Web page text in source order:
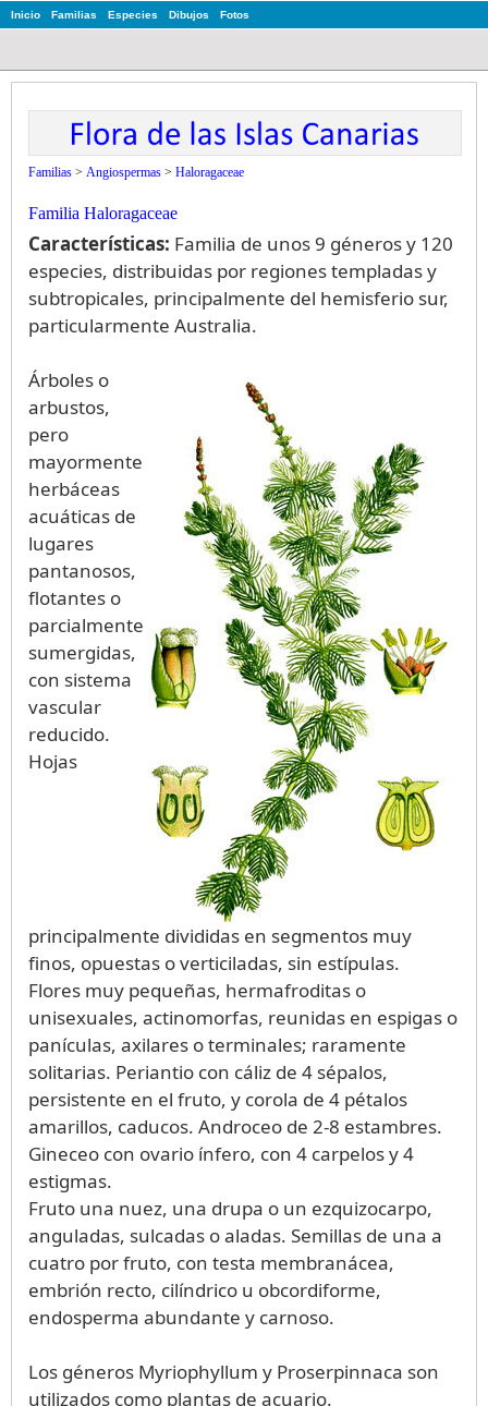
Inicio Familias Especies Dibujos Fotos
Familias > Angiospermas > Haloragaceae
Familia Haloragaceae
Características: Familia de unos 9 géneros y 120
especies, distribuidas por regiones templadas y
subtropicales, principalmente del hemisferio sur,
particularmente Australia.
Árboles o
arbustos,
pero
mayormente
herbáceas
acuáticas de
lugares
pantanosos,
flotantes o
parcialmente
sumergidas,
con sistema
vascular
reducido.
Hojas
principalmente divididas en segmentos muy
finos, opuestas o verticiladas, sin estípulas.
Flores muy pequeñas, hermafroditas o
unisexuales, actinomorfas, reunidas en espigas o
panículas, axilares o terminales; raramente
solitarias. Periantio con cáliz de 4 sépalos,
persistente en el fruto, y corola de 4 pétalos
amarillos, caducos. Androceo de 2-8 estambres.
Gineceo con ovario ínfero, con 4 carpelos y 4
estigmas.
Fruto una nuez, una drupa o un ezquizocarpo,
anguladas, sulcadas o aladas. Semillas de una a
cuatro por fruto, con testa membranácea,
embrión recto, cilíndrico u obcordiforme,
endosperma abundante y carnoso.
Los géneros Myriophyllum y Proserpinnaca son
utilizados como plantas de acuario.